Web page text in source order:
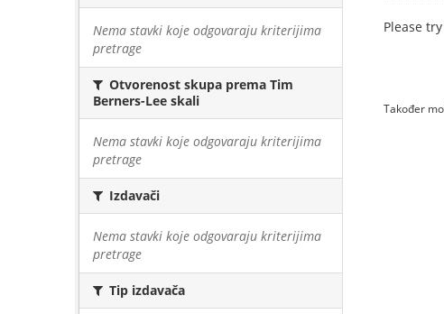
Nema stavki koje odgovaraju kriterijima
pretrage
Otvorenost skupa prema Tim
Berners-Lee skali
Nema stavki koje odgovaraju kriterijima
pretrage
Izdavači
Nema stavki koje odgovaraju kriterijima
pretrage
Tip izdavača
Please
Također